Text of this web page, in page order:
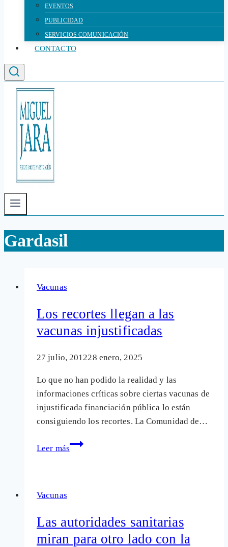
EVENTOS
PUBLICIDAD
SERVICIOS COMUNICACIÓN
CONTACTO
Gardasil
Vacunas
Los recortes llegan a las
vacunas injustificadas
27 julio, 201228 enero, 2025
Lo que no han podido la realidad y las
informaciones críticas sobre ciertas vacunas de
injustificada financiación pública lo están
consiguiendo los recortes. La Comunidad de…
Leer más
Los
injustificadas
Vacunas
Las autoridades sanitarias
miran para otro lado con la